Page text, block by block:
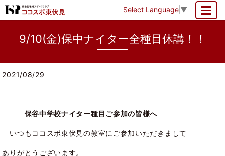
Select Language ▼
9/10(金)保中ナイター全種目休講！！
2021/08/29
保谷中学校ナイター種目ご参加の皆様へ
いつもココスポ東伏見の教室にご参加いただきまして
ありがとうございます。